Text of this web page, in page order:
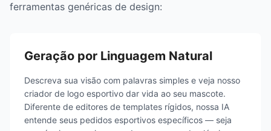
ferramentas genéricas de design:
Geração por Linguagem Natural
Descreva sua visão com palavras simples e veja nosso
criador de logo esportivo dar vida ao seu mascote.
Diferente de editores de templates rígidos, nossa IA
entende seus pedidos esportivos específicos — seja